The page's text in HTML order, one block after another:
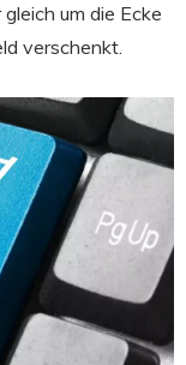
gleich um die Ecke
verschenkt.